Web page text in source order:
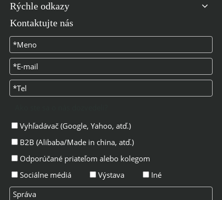
Rýchle odkazy
Kontaktujte nás
Vyhľadávač (Google, Yahoo, atď.)
B2B (Alibaba/Made in china, atď.)
Odporúčané priateľom alebo kolegom
Sociálne médiá
Výstava Iné